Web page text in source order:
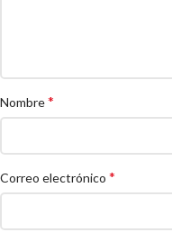
Nombre*
Correo electrónico *